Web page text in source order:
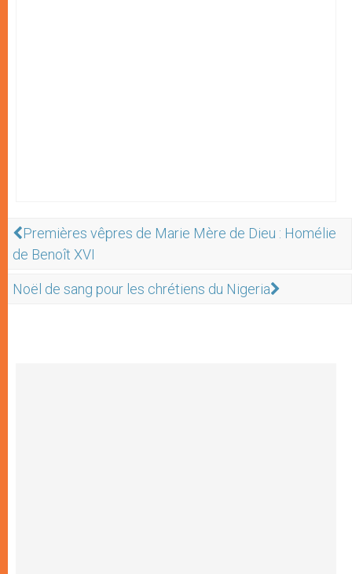
Premières vêpres de Marie Mère de Dieu : Homélie
de Benoît XVI
Noël de sang pour les chrétiens du Nigeria